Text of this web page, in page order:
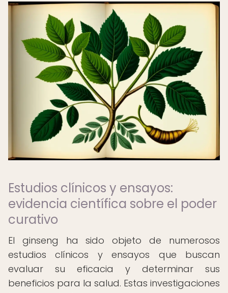
Estudios clínicos y ensayos:
evidencia científica sobre el poder
curativo
El ginseng ha sido objeto de numerosos
estudios clínicos y ensayos que buscan
evaluar su eficacia y determinar sus
beneficios para la salud. Estas investigaciones